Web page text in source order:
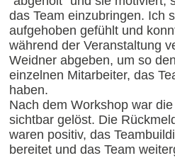
das Team einzubringen. Ich
aufgehoben gefühlt und
während der Veranstaltung
Weidner abgeben, um so
einzelnen Mitarbeiter, das
haben.
Nach dem Workshop war
sichtbar gelöst. Die
waren positiv, das
bereitet und das Team